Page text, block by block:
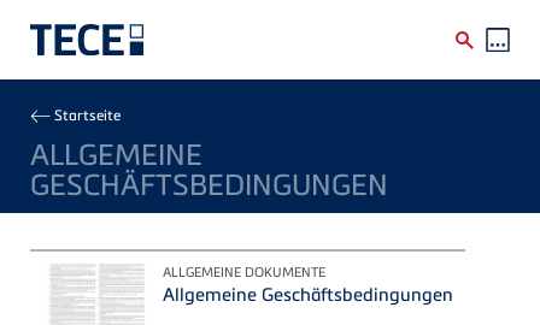
Breadcrumb
Startseite
ALLGEMEINE
GESCHÄFTSBEDINGUNGEN
ALLGEMEINE DOKUMENTE
Allgemeine Geschäftsbedingungen